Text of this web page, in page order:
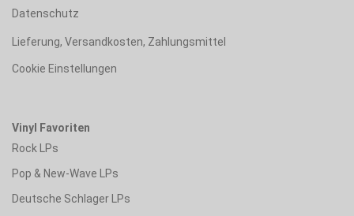
Datenschutz
Lieferung, Versandkosten, Zahlungsmittel
Cookie Einstellungen
Vinyl Favoriten
Rock LPs
Pop & New-Wave LPs
Deutsche Schlager LPs